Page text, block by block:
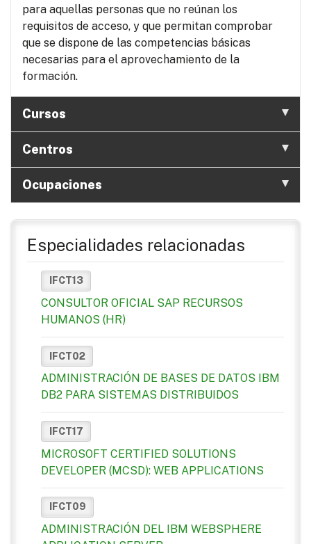
para aquellas personas que no reúnan los
requisitos de acceso, y que permitan comprobar
que se dispone de las competencias básicas
necesarias para el aprovechamiento de la
formación.
Cursos
Centros
Ocupaciones
Especialidades relacionadas
IFCT13
CONSULTOR OFICIAL SAP RECURSOS
HUMANOS (HR)
IFCT02
ADMINISTRACIÓN DE BASES DE DATOS IBM
DB2 PARA SISTEMAS DISTRIBUIDOS
IFCT17
MICROSOFT CERTIFIED SOLUTIONS
DEVELOPER (MCSD): WEB APPLICATIONS
IFCT09
ADMINISTRACIÓN DEL IBM WEBSPHERE